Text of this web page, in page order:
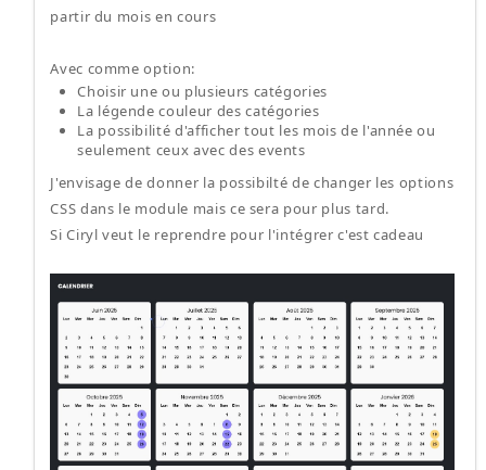
partir du mois en cours
Avec comme option:
Choisir une ou plusieurs catégories
La légende couleur des catégories
La possibilité d'afficher tout les mois de l'année ou
seulement ceux avec des events
J'envisage de donner la possibilté de changer les options
CSS dans le module mais ce sera pour plus tard.
Si Ciryl veut le reprendre pour l'intégrer c'est cadeau